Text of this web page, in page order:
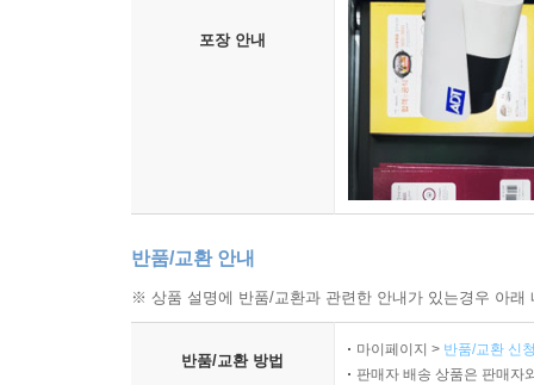
포장 안내
반품/교환 안내
※ 상품 설명에 반품/교환과 관련한 안내가 있는경우 아
반품/교환 방법
마이페이지 > 반품/교환 신
판매자 배송 상품은 판매자